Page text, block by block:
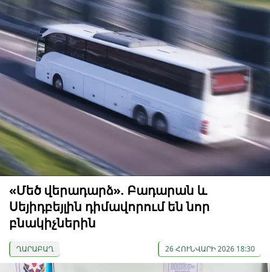
«Մեծ վերադարձ». Բադարան և
Սեյիդբեյլին դիմավորում են նոր
բնակիչներին
ՂԱՐԱԲԱՂ 26 ՀՈՒՆՎԱՐԻ 2026 18:30